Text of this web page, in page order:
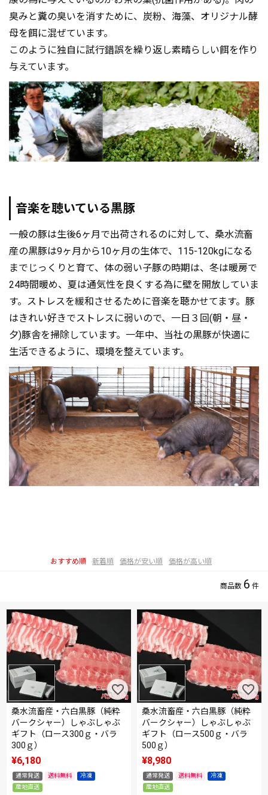
臭みと糞の臭いを消すために、炭粉、海藻、オリジナル酵
母を餌に混ぜています。
このように独自に試行錯誤を繰り返し素晴らしい餌を作り
与えています。
音楽を聴いている黒豚
一般の豚は生後6ヶ月で出荷されるのに対して、桑水流畜
産の黒豚は9ヶ月から10ヶ月の生体で、115-120kgになる
までじっくりと育て、体の弱い子豚の時期は、冬は暖房で
24時間暖め、夏は通気性を良くする為に壁を開放していま
す。ストレスを緩和させるために音楽を聴かせてます。豚
はきれい好きでストレスに弱いので、一日３回(朝・昼・
夕)豚舎を掃除しています。一年中、当社の黒豚が快適に
生活できるように、環境を整えています。
おすすめ順 新着順 価格が安い順 価格が高い順
6
桑水流畜産・六白黒豚（純粋
バークシャー）しゃぶしゃぶ
ギフト（ロース300ｇ・バラ
300ｇ）
¥6,180
通常発送 送料無料
冷凍
産地直送
桑水流畜産・六白黒豚（純粋
バークシャー）しゃぶしゃぶ
ギフト（ロース500ｇ・バラ
500ｇ）
¥8,980
通常発送 送料無料
冷凍
産地直送